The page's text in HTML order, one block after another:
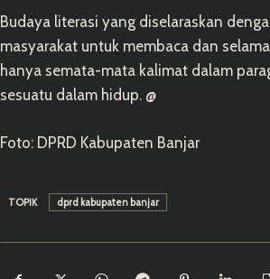
Budaya literasi yang diselaraskan
masyarakat untuk membaca dan
hanya semata-mata kalimat dalam
sesuatu dalam hidup. @
Foto: DPRD Kabupaten Banjar
TOPIK dprd kabupaten banjar